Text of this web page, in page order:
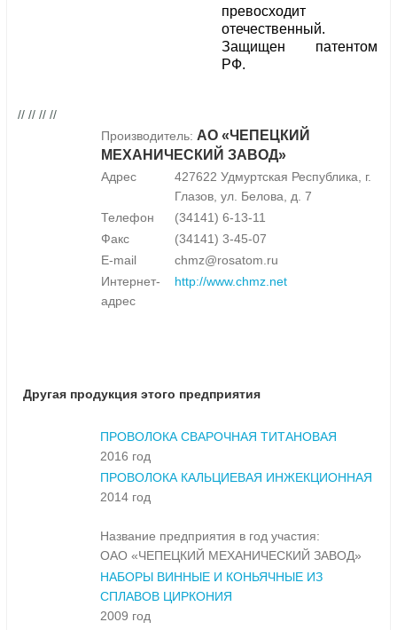
превосходит
отечественный.
Защищен патентом
РФ.
// // // //
Производитель: АО «ЧЕПЕЦКИЙ
МЕХАНИЧЕСКИЙ ЗАВОД»
Адрес
427622 Удмуртская Республика, г.
Глазов, ул. Белова, д. 7
Телефон
(34141) 6-13-11
Факс
(34141) 3-45-07
E-mail
chmz@rosatom.ru
Интернет-
адрес
http://www.chmz.net
Другая продукция этого предприятия
ПРОВОЛОКА СВАРОЧНАЯ ТИТАНОВАЯ
2016 год
ПРОВОЛОКА КАЛЬЦИЕВАЯ ИНЖЕКЦИОННАЯ
2014 год
Название предприятия в год участия:
ОАО «ЧЕПЕЦКИЙ МЕХАНИЧЕСКИЙ ЗАВОД»
НАБОРЫ ВИННЫЕ И КОНЬЯЧНЫЕ ИЗ
СПЛАВОВ ЦИРКОНИЯ
2009 год